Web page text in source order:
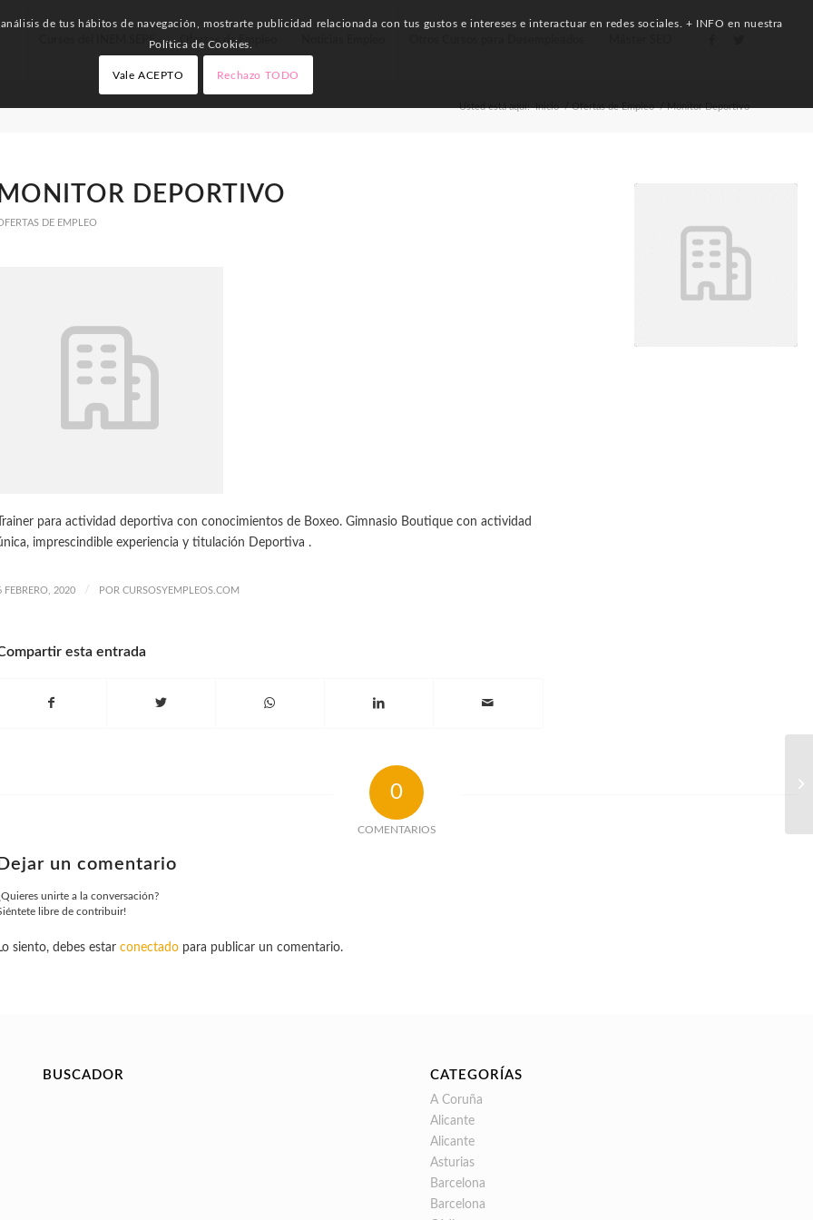
Cursos del INEM SEPE Ofertas de Empleo
Usted está aquí: Inicio / Ofertas de Empleo / Monitor Deportivo
MONITOR DEPORTIVO
DE EMPLEO
Trainer para actividad deportiva con conocimientos de Boxeo. Gimnasio Boutique con actividad
imprescindible experiencia y titulación Deportiva .
FEBRERO, 2020 / POR CURSOSYEMPLEOS.COM
esta entrada
0
COMENTARIOS
Dejar un comentario
unirte a la conversación?
libre de contribuir!
Lo siento, debes estar conectadopara publicar un comentario.
BUSCADOR CATEGORÍAS
A Coruña
Alicante
Alicante
Asturias
Barcelona
Barcelona
de tus hábitos de navegación, mostrarte publicidad relacionada con tus gustos e intereses e interactuar en redes sociales. + INFO en nuestra
Política de Cookies.
Vale ACEPTO Rechazo TODO